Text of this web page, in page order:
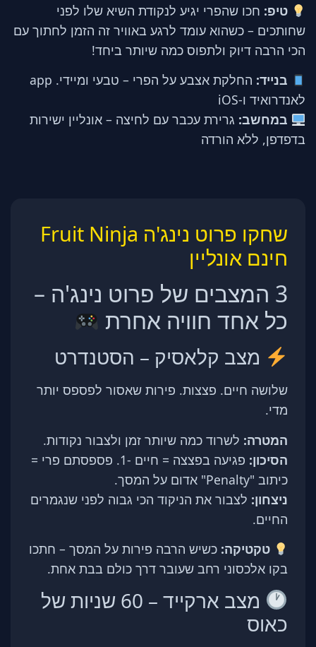
טיפ: חכו שהפרי יגיע לנקודת השיא שלו לפני
שחותכים – כשהוא עומד לרגע באוויר זה הזמן לחתוך עם
הכי הרבה דיוק ולתפוס כמה שיותר ביחד!
בנייד:
החלקת אצבע על הפרי – טבעי ומיידי. app
לאנדרואיד ו-iOS
במחשב: גרירת עכבר עם לחיצה – אונליין ישירות
בדפדפן, ללא הורדה
שחקו פרוט נינג'ה Fruit Ninja
חינם אונליין
3 המצבים של פרוט נינג'ה –
כל אחד חוויה אחרת
מצב קלאסיק – הסטנדרט
שלושה חיים. פצצות. פירות שאסור לפספס יותר
מדי.
המטרה: לשרוד כמה שיותר זמן ולצבור נקודות.
הסיכון:
פגיעה בפצצה = חיים -1. פספסתם פרי =
כיתוב "Penalty" אדום על המסך.
ניצחון: לצבור את הניקוד הכי גבוה לפני שנגמרים
החיים.
טקטיקה: כשיש הרבה פירות על המסך – חתכו
בקו אלכסוני רחב שעובר דרך כולם בבת אחת.
מצב ארקייד – 60 שניות של
כאוס